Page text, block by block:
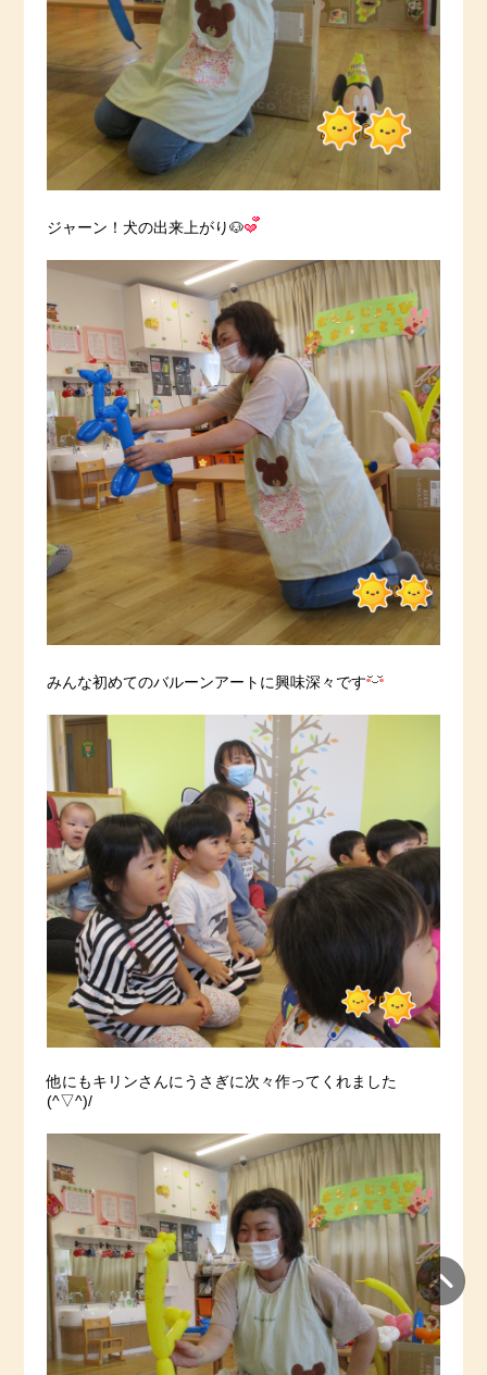
ジャーン！犬の出来上がり🐶
みんな初めてのバルーンアートに興味深々です
他にもキリンさんにうさぎに次々作ってくれました
(^▽^)/